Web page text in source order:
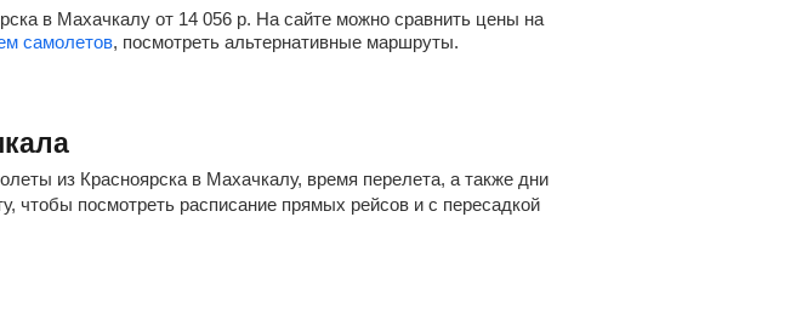
в Махачкалу от 14 056 р. На сайте можно сравнить цены на
самолетов, посмотреть альтернативные маршруты.
из Красноярска в Махачкалу, время перелета, а также дни
чтобы посмотреть расписание прямых рейсов и с пересадкой